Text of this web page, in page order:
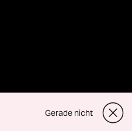
Gerade nicht